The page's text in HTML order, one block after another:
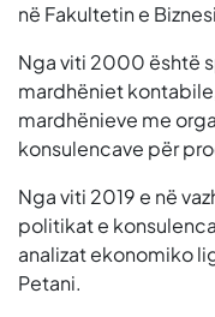
në Fakultetin e
Nga viti 2000 është
mardhëniet
mardhënieve me
konsulencave për
Nga viti 2019 e në
politikat e
analizat ekonomiko
Petani.